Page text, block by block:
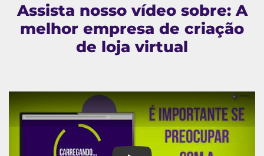
Assista nosso vídeo sobre: A
melhor empresa de criação
de loja virtual